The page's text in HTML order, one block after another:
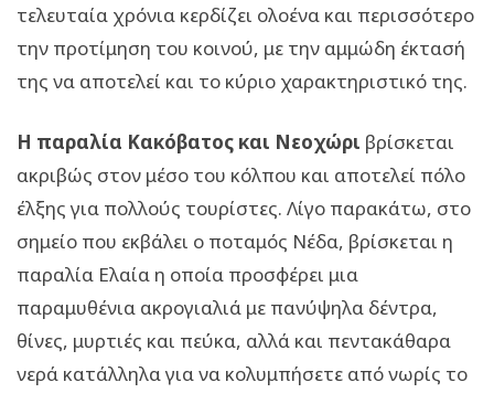
τελευταία χρόνια κερδίζει ολοένα και περισσότερο
την προτίμηση του κοινού, με την αμμώδη έκτασή
της να αποτελεί και το κύριο χαρακτηριστικό της.
Η παραλία Κακόβατος και Νεοχώρι βρίσκεται
ακριβώς στον μέσο του κόλπου και αποτελεί πόλο
έλξης για πολλούς τουρίστες. Λίγο παρακάτω, στο
σημείο που εκβάλει ο ποταμός Νέδα, βρίσκεται η
παραλία Ελαία η οποία προσφέρει μια
παραμυθένια ακρογιαλιά με πανύψηλα δέντρα,
θίνες, μυρτιές και πεύκα, αλλά και πεντακάθαρα
νερά κατάλληλα για να κολυμπήσετε από νωρίς το